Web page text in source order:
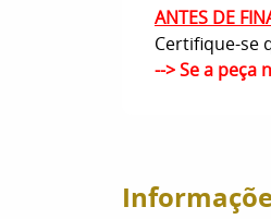
ANTES DE
Certifique-se
--> Se a peça